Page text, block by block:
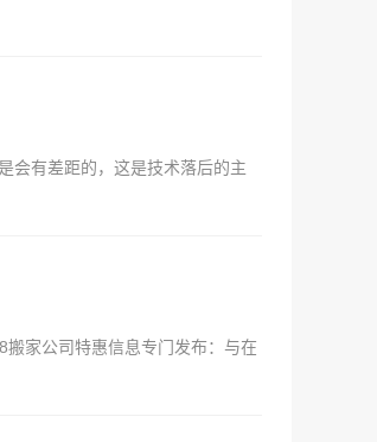
会有差距的，这是技术落后的主
家公司特惠信息专门发布：与在